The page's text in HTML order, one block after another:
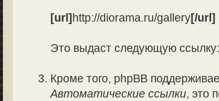
[url]http://diorama.ru/gallery[/url]
Это выдаст следующую
Кроме того, phpBB
Автоматические ссылки, это